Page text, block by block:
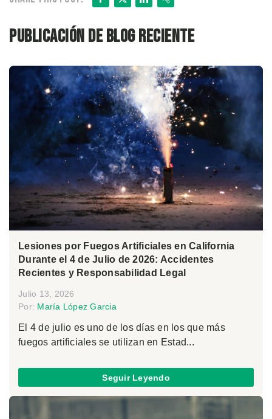
Publicación de blog reciente
Lesiones por Fuegos Artificiales en California
Durante el 4 de Julio de 2026: Accidentes
Recientes y Responsabilidad Legal
Julio 13, 2026
Por: María López Garcia
El 4 de julio es uno de los días en los que más
fuegos artificiales se utilizan en Estad...
Seguir Leyendo